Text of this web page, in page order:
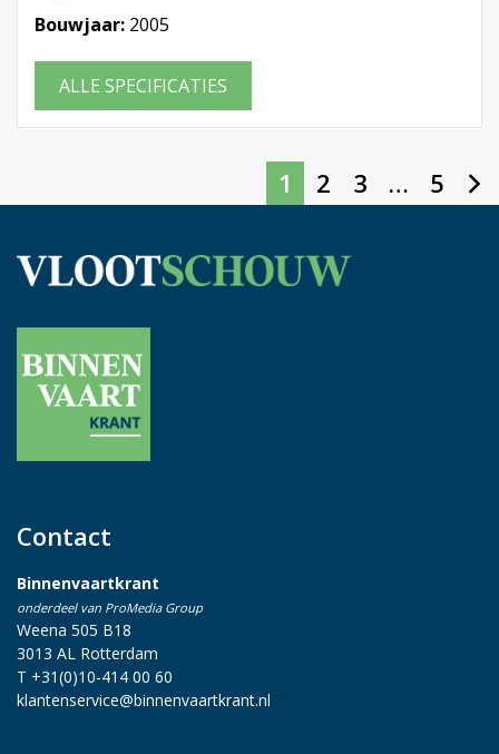
Bouwjaar: 2005
ALLE SPECIFICATIES
1 2 3 … 5
Contact
Binnenvaartkrant
onderdeel van ProMedia Group
Weena 505 B18
3013 AL Rotterdam
T +31(0)10-414 00 60
klantenservice@binnenvaartkrant.nl